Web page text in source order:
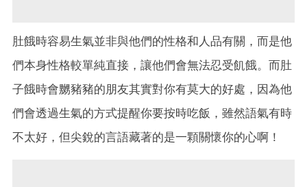
肚餓時容易生氣並非與他們的性格和人品有關，而是他
們本身性格較單純直接，讓他們會無法忍受飢餓。而肚
子餓時會嬲豬豬的朋友其實對你有莫大的好處，因為他
們會透過生氣的方式提醒你要按時吃飯，雖然語氣有時
不太好，但尖銳的言語藏著的是一顆關懷你的心啊！